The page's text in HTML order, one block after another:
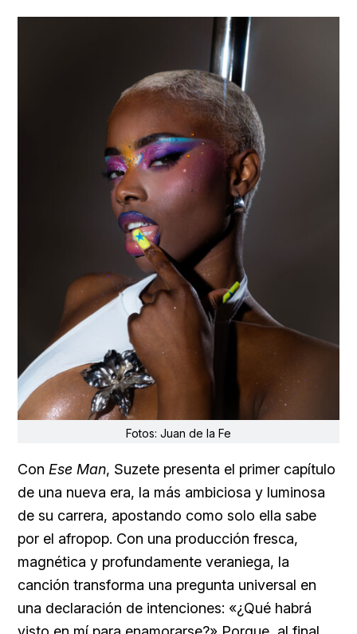
Fotos: Juan de la Fe
Con Ese Man, Suzete presenta el primer capítulo
de una nueva era, la más ambiciosa y luminosa
de su carrera, apostando como solo ella sabe
por el afropop. Con una producción fresca,
magnética y profundamente veraniega, la
canción transforma una pregunta universal en
una declaración de intenciones: «¿Qué habrá